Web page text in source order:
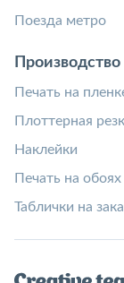
Поезда метро
Производство
Печать на
Плоттерная
Наклейки
Печать на обоях
Таблички на